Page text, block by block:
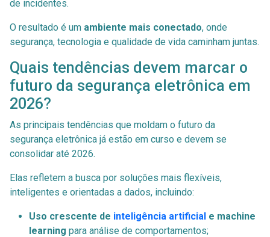
de incidentes.
O resultado é um ambiente mais conectado, onde
segurança, tecnologia e qualidade de vida caminham juntas.
Quais tendências devem marcar o
futuro da segurança eletrônica em
2026?
As principais tendências que moldam o futuro da
segurança eletrônica já estão em curso e devem se
consolidar até 2026.
Elas refletem a busca por soluções mais flexíveis,
inteligentes e orientadas a dados, incluindo:
Uso crescente de inteligência artificial e machine
learning para análise de comportamentos;